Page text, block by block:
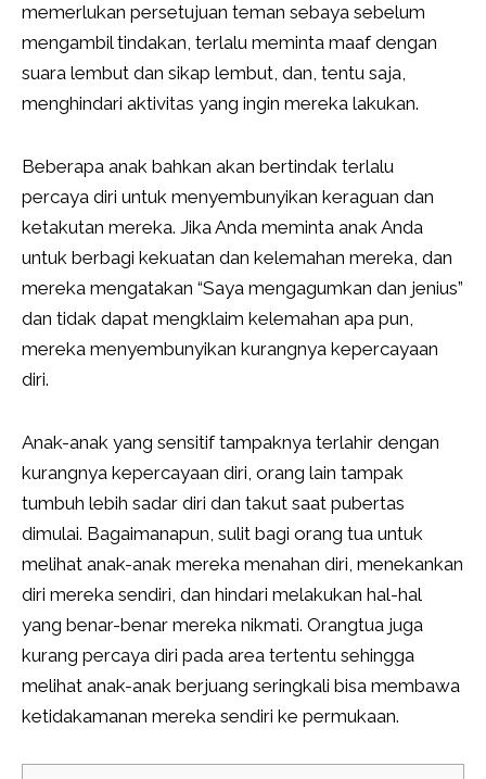
memerlukan persetujuan teman sebaya sebelum
mengambil tindakan, terlalu meminta maaf dengan
suara lembut dan sikap lembut, dan, tentu saja,
menghindari aktivitas yang ingin mereka lakukan.
Beberapa anak bahkan akan bertindak terlalu
percaya diri untuk menyembunyikan keraguan dan
ketakutan mereka. Jika Anda meminta anak Anda
untuk berbagi kekuatan dan kelemahan mereka, dan
mereka mengatakan “Saya mengagumkan dan jenius”
dan tidak dapat mengklaim kelemahan apa pun,
mereka menyembunyikan kurangnya kepercayaan
diri.
Anak-anak yang sensitif tampaknya terlahir dengan
kurangnya kepercayaan diri, orang lain tampak
tumbuh lebih sadar diri dan takut saat pubertas
dimulai. Bagaimanapun, sulit bagi orang tua untuk
melihat anak-anak mereka menahan diri, menekankan
diri mereka sendiri, dan hindari melakukan hal-hal
yang benar-benar mereka nikmati. Orangtua juga
kurang percaya diri pada area tertentu sehingga
melihat anak-anak berjuang seringkali bisa membawa
ketidakamanan mereka sendiri ke permukaan.